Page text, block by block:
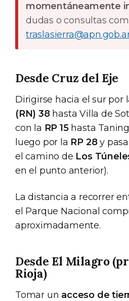
momentáneamente
dudas o consultas
Desde Cruz del Eje
Dirigirse hacia el sur por
(RN) 38hasta Villa de
con la RP 15hasta
luego por la RP 28y
el camino de Los
en el punto anterior).
La distancia a recorrer
el Parque Nacional
aproximadamente.
Desde El Milagro
Rioja)
Tomar un acceso de